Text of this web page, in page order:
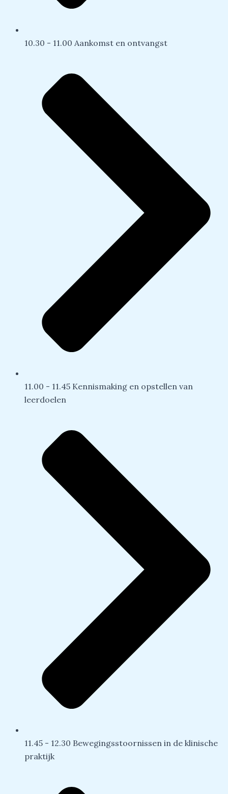
10.30 - 11.00 Aankomst en ontvangst
11.00 - 11.45 Kennismaking en opstellen van
leerdoelen
11.45 - 12.30 Bewegingsstoornissen in de klinische
praktijk